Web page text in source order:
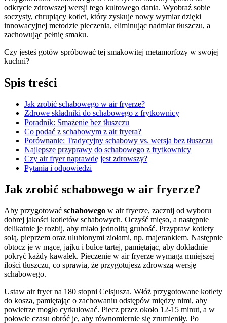
odkrycie zdrowszej wersji tego kultowego dania. Wyobraź sobie
soczysty, chrupiący kotlet, który zyskuje nowy wymiar dzięki
innowacyjnej metodzie pieczenia, eliminując nadmiar tłuszczu, a
zachowując pełnię smaku.
Czy jesteś gotów spróbować tej smakowitej metamorfozy w swojej
kuchni?
Spis treści
Jak zrobić schabowego w air fryerze?
Zdrowe składniki do schabowego z frytkownicy
Poradnik: Smażenie bez tłuszczu
Co podać z schabowym z air fryera?
Porównanie: Tradycyjny schabowy vs. wersja bez tłuszczu
Najlepsze przyprawy do schabowego z frytkownicy
Czy air fryer naprawdę jest zdrowszy?
Pytania i odpowiedzi
Jak zrobić schabowego w air fryerze?
Aby przygotować schabowego w air fryerze, zacznij od wyboru
dobrej jakości kotletów schabowych. Oczyść mięso, a następnie
delikatnie je rozbij, aby miało jednolitą grubość. Przypraw kotlety
solą, pieprzem oraz ulubionymi ziołami, np. majerankiem. Następnie
obtocz je w mące, jajku i bułce tartej, pamiętając, aby dokładnie
pokryć każdy kawałek. Pieczenie w air fryerze wymaga mniejszej
ilości tłuszczu, co sprawia, że przygotujesz zdrowszą wersję
schabowego.
Ustaw air fryer na 180 stopni Celsjusza. Włóż przygotowane kotlety
do kosza, pamiętając o zachowaniu odstępów między nimi, aby
powietrze mogło cyrkulować. Piecz przez około 12-15 minut, a w
połowie czasu obróć je, aby równomiernie się zrumieniły. Po